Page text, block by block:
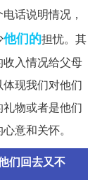
话说明情况，
他们的担忧。其
入情况给父母
现我们对他们
物或者是他们
意和关怀。
们回去又不